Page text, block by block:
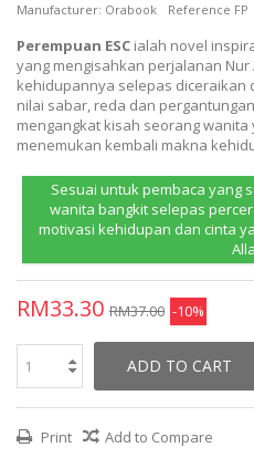
Manufacturer: Orabook Reference FP
Perempuan ESC ialah novel
yang mengisahkan perjalanan Nur
kehidupannya selepas diceraikan
nilai sabar, reda dan
mengangkat kisah seorang
menemukan kembali makna
Sesuai untuk pembaca yang
wanita bangkit selepas
motivasi kehidupan dan cinta
RM33.30 RM37.00 -10%
ADD TO CART
Print Add to Compare